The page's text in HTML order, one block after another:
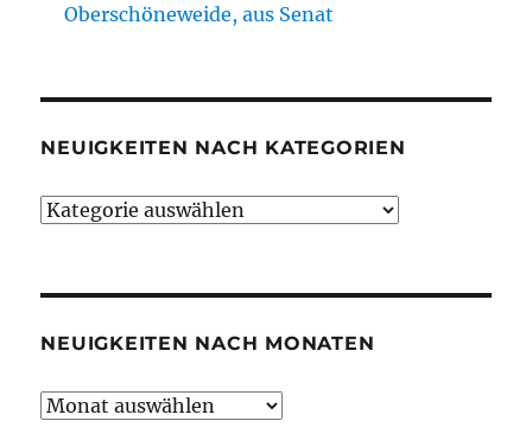
Oberschöneweide, aus Senat
NEUIGKEITEN NACH KATEGORIEN
Neuigkeiten
NEUIGKEITEN NACH MONATEN
Neuigkeiten